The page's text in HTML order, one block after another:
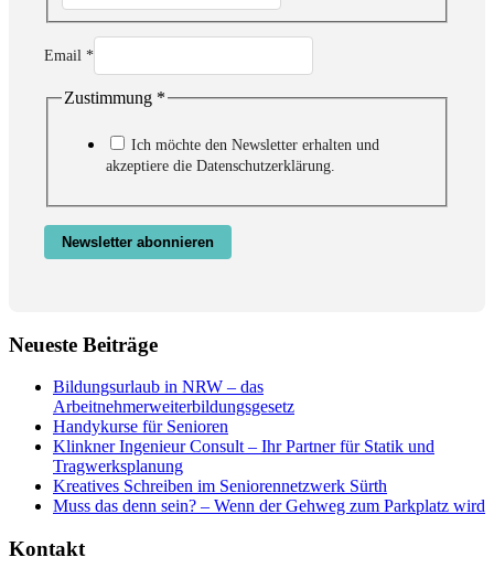
Email
Zustimmung
Email *
Zustimmung *
Ich möchte den Newsletter erhalten und
akzeptiere die Datenschutzerklärung.
Newsletter abonnieren
Neueste Beiträge
Bildungsurlaub in NRW – das
Arbeitnehmerweiterbildungsgesetz
Handykurse für Senioren
Klinkner Ingenieur Consult – Ihr Partner für Statik und
Tragwerksplanung
Kreatives Schreiben im Seniorennetzwerk Sürth
Muss das denn sein? – Wenn der Gehweg zum Parkplatz wird
Kontakt